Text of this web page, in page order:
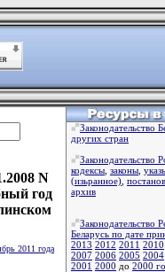
N
год
2011 года
Законодательство
других стран
Законодательство
кодексы законы
(изьранное)
архив
Законодательство
Беларусь по дате
2013 2012 2011 2010
2007 2006 2005 2004
2001 2000 до 2000